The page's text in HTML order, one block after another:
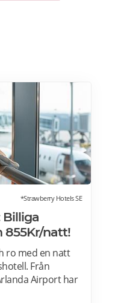
*Strawberry Hotels SE
Billiga
natt!
ro med en natt
Från
Airport har
och från